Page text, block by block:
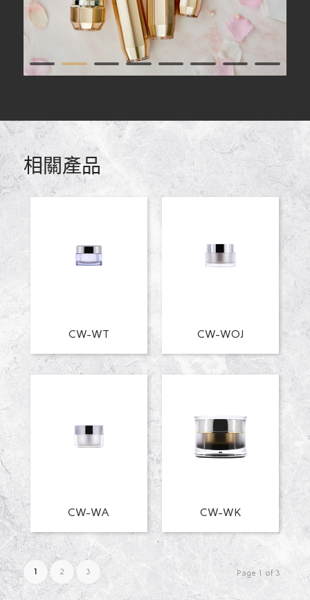
1 2 3 4 5 6
相關產品
CW-WT CW-WOJ
CW-WA CW-WK
Page 1 of 3
1 2 3